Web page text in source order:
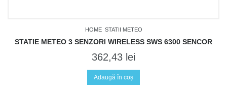
HOME STATII METEO
STATIE METEO 3 SENZORI WIRELESS SWS 6300 SENCOR
362,43 lei
Adaugă în coș